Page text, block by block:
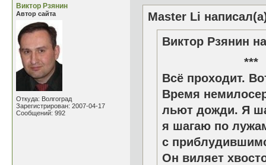
Виктор Рзянин
Автор сайта
Откуда: Волгоград
Зарегистрирован: 2007-04-17
Сообщений: 992
Master Li
Виктор Рзянин
Всё проходит.
Время
льют дожди. Я
я шагаю по
с
Он виляет